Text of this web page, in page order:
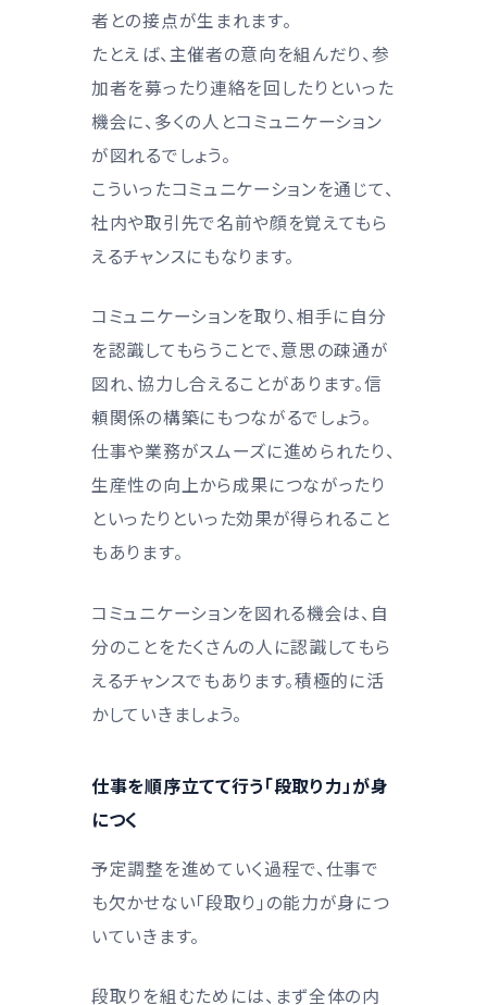
者との接点が生まれます。
たとえば、主催者の意向を組んだり、参
加者を募ったり連絡を回したりといった
機会に、多くの人とコミュニケーション
が図れるでしょう。
こういったコミュニケーションを通じて、
社内や取引先で名前や顔を覚えてもら
えるチャンスにもなります。
コミュニケーションを取り、相手に自分
を認識してもらうことで、意思の疎通が
図れ、協力し合えることがあります。信
頼関係の構築にもつながるでしょう。
仕事や業務がスムーズに進められたり、
生産性の向上から成果につながったり
といったりといった効果が得られること
もあります。
コミュニケーションを図れる機会は、自
分のことをたくさんの人に認識してもら
えるチャンスでもあります。積極的に活
かしていきましょう。
仕事を順序立てて行う「段取り力」が身
につく
予定調整を進めていく過程で、仕事で
も欠かせない「段取り」の能力が身につ
いていきます。
段取りを組むためには、まず全体の内